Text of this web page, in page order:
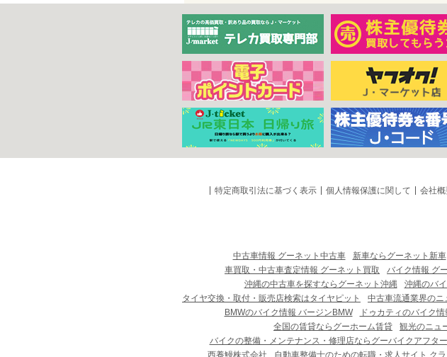
特定商取引法に基づく表示 個人情報保護に関して 会社
中古車情報 グーネット中古車 新車ならグーネット新車
車買取・中古車査定情報 グーネット買取
バイク情報 グ
沖縄の中古車を探すならグーネット沖縄
沖縄のバ
タイヤ交換・取付・販売店検索はタイヤピット
中古車流通業界のニ
BMWのバイク情報 バージンBMW
ドゥカティのバイク
全国の賃貸ならグーホーム賃貸
観光のニュ
バイクの整備・メンテナンス・修理店ならグーバイクアフター